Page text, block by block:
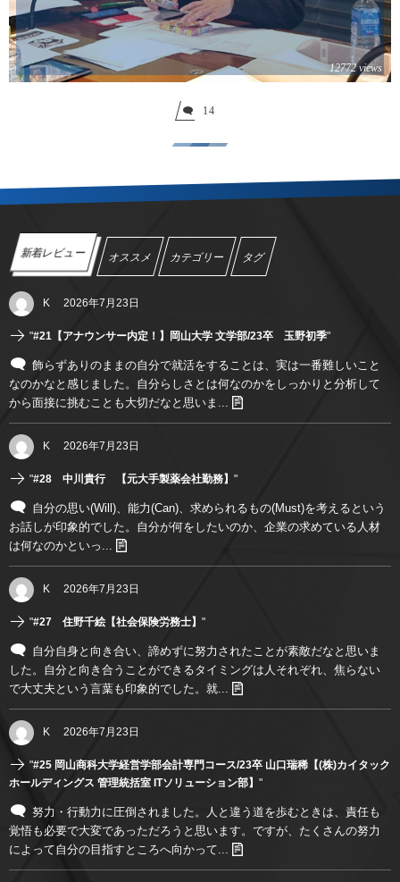
12772 views
14
新着レビュー オススメ カテゴリー タグ
K 2026年7月23日
"#21【アナウンサー内定！】岡山大学 文学部/23卒 玉野初季"
飾らずありのままの自分で就活をすることは、実は一番難しいこと
なのかなと感じました。自分らしさとは何なのかをしっかりと分析して
から面接に挑むことも大切だなと思いま...
K 2026年7月23日
"#28 中川貴行 【元大手製薬会社勤務】 "
自分の思い(Will)、能力(Can)、求められるもの(Must)を考えるという
お話しが印象的でした。自分が何をしたいのか、企業の求めている人材
は何なのかといっ...
K 2026年7月23日
"#27 住野千絵【社会保険労務士】 "
自分自身と向き合い、諦めずに努力されたことが素敵だなと思いま
した。自分と向き合うことができるタイミングは人それぞれ、焦らない
で大丈夫という言葉も印象的でした。就...
K 2026年7月23日
"#25 岡山商科大学経営学部会計専門コース/23卒 山口瑞稀【(株)カイタック
ホールディングス 管理統括室 ITソリューション部】 "
努力・行動力に圧倒されました。人と違う道を歩むときは、責任も
覚悟も必要で大変であっただろうと思います。ですが、たくさんの努力
によって自分の目指すところへ向かって...